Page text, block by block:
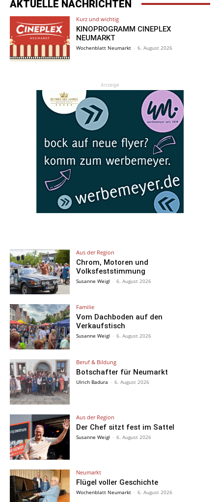
AKTUELLE NACHRICHTEN
Kurz und wichtig
KINOPROGRAMM CINEPLEX
NEUMARKT
Wochenblatt Neumarkt - 6. August 2026
Anzeige
Aus der Region
Chrom, Motoren und
Volksfeststimmung
Susanne Weigl - 6. August 2026
Familie
Vom Dachboden auf den
Verkaufstisch
Susanne Weigl - 6. August 2026
Beruf & Bildung
Botschafter für Neumarkt
Ulrich Badura - 6. August 2026
Aus der Region
Der Chef sitzt fest im Sattel
Susanne Weigl - 6. August 2026
Neumarkt
Flügel voller Geschichte
Wochenblatt Neumarkt - 6. August 2026